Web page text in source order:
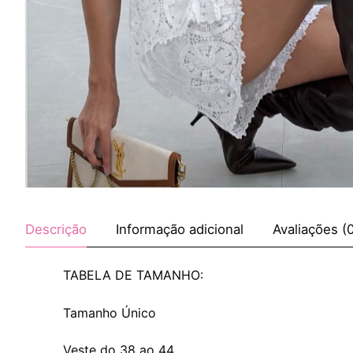
Descrição Informação adicional Avaliações
TABELA DE TAMANHO:
Tamanho Único